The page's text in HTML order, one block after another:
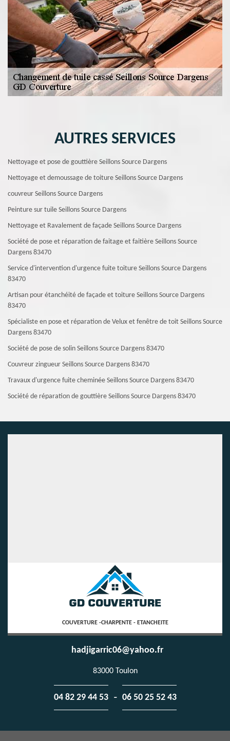
AUTRES SERVICES
Nettoyage et pose de gouttière Seillons Source Dargens
Nettoyage et demoussage de toiture Seillons Source Dargens
couvreur Seillons Source Dargens
Peinture sur tuile Seillons Source Dargens
Nettoyage et Ravalement de façade Seillons Source Dargens
Société de pose et réparation de faitage et faitière Seillons Source
Dargens 83470
Service d'intervention d'urgence fuite toiture Seillons Source Dargens
83470
Artisan pour étanchéité de façade et toiture Seillons Source Dargens
83470
Spécialiste en pose et réparation de Velux et fenêtre de toit Seillons Source
Dargens 83470
Société de pose de solin Seillons Source Dargens 83470
Couvreur zingueur Seillons Source Dargens 83470
Travaux d'urgence fuite cheminée Seillons Source Dargens 83470
Société de réparation de gouttière Seillons Source Dargens 83470
COUVERTURE -CHARPENTE - ETANCHEITE
hadjigarric06@yahoo.fr
83000 Toulon
04 82 29 44 53 - 06 50 25 52 43